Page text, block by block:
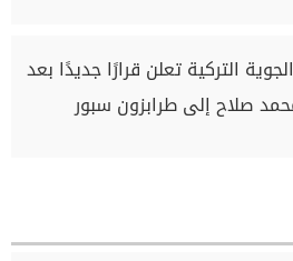
التركية تعلن قرارًا جديدًا بعد
صلاح إلى طرابزون سبور